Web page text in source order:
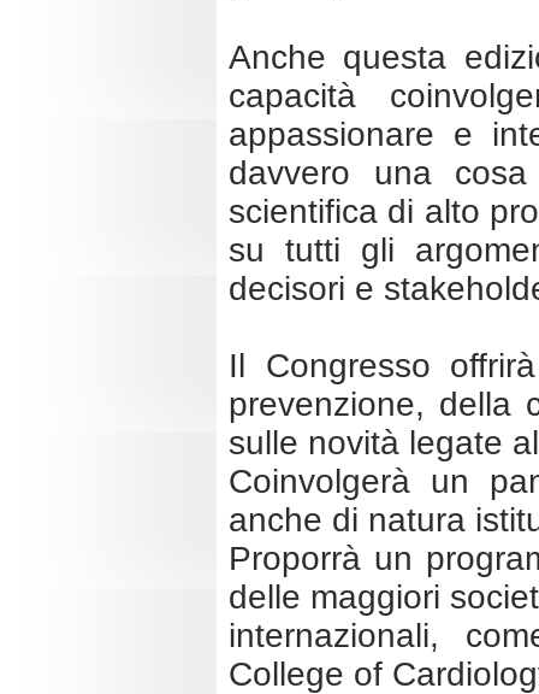
Anche questa
capacità
appassionare e
davvero una
scientifica di alto
su tutti gli
decisori e
Il Congresso
prevenzione, della
sulle novità legate
Coinvolgerà un
anche di natura
Proporrà un
delle maggiori
internazionali,
College of